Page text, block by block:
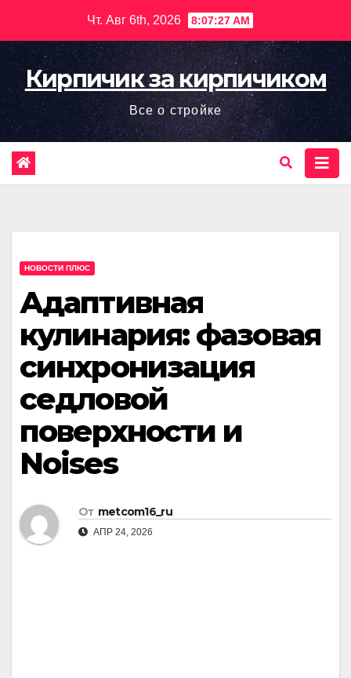
содержимому
Чт. Авг 6th, 2026 8:07:29 AM
Кирпичик за кирпичиком
Все о стройке
НОВОСТИ ПЛЮС
Адаптивная
кулинария: фазовая
синхронизация
седловой
поверхности и
Noises
От metcom16_ru
АПР 24, 2026